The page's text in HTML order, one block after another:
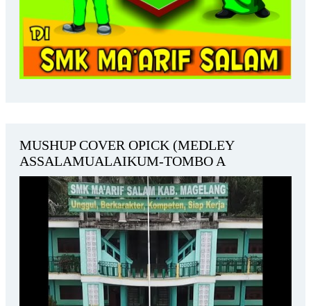
MUSHUP COVER OPICK (MEDLEY
ASSALAMUALAIKUM-TOMBO A